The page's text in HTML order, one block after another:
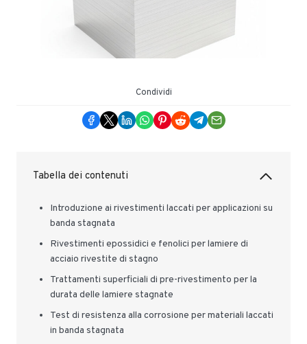
Condividi
Tabella dei contenuti
Introduzione ai rivestimenti laccati per applicazioni su
banda stagnata
Rivestimenti epossidici e fenolici per lamiere di
acciaio rivestite di stagno
Trattamenti superficiali di pre-rivestimento per la
durata delle lamiere stagnate
Test di resistenza alla corrosione per materiali laccati
in banda stagnata